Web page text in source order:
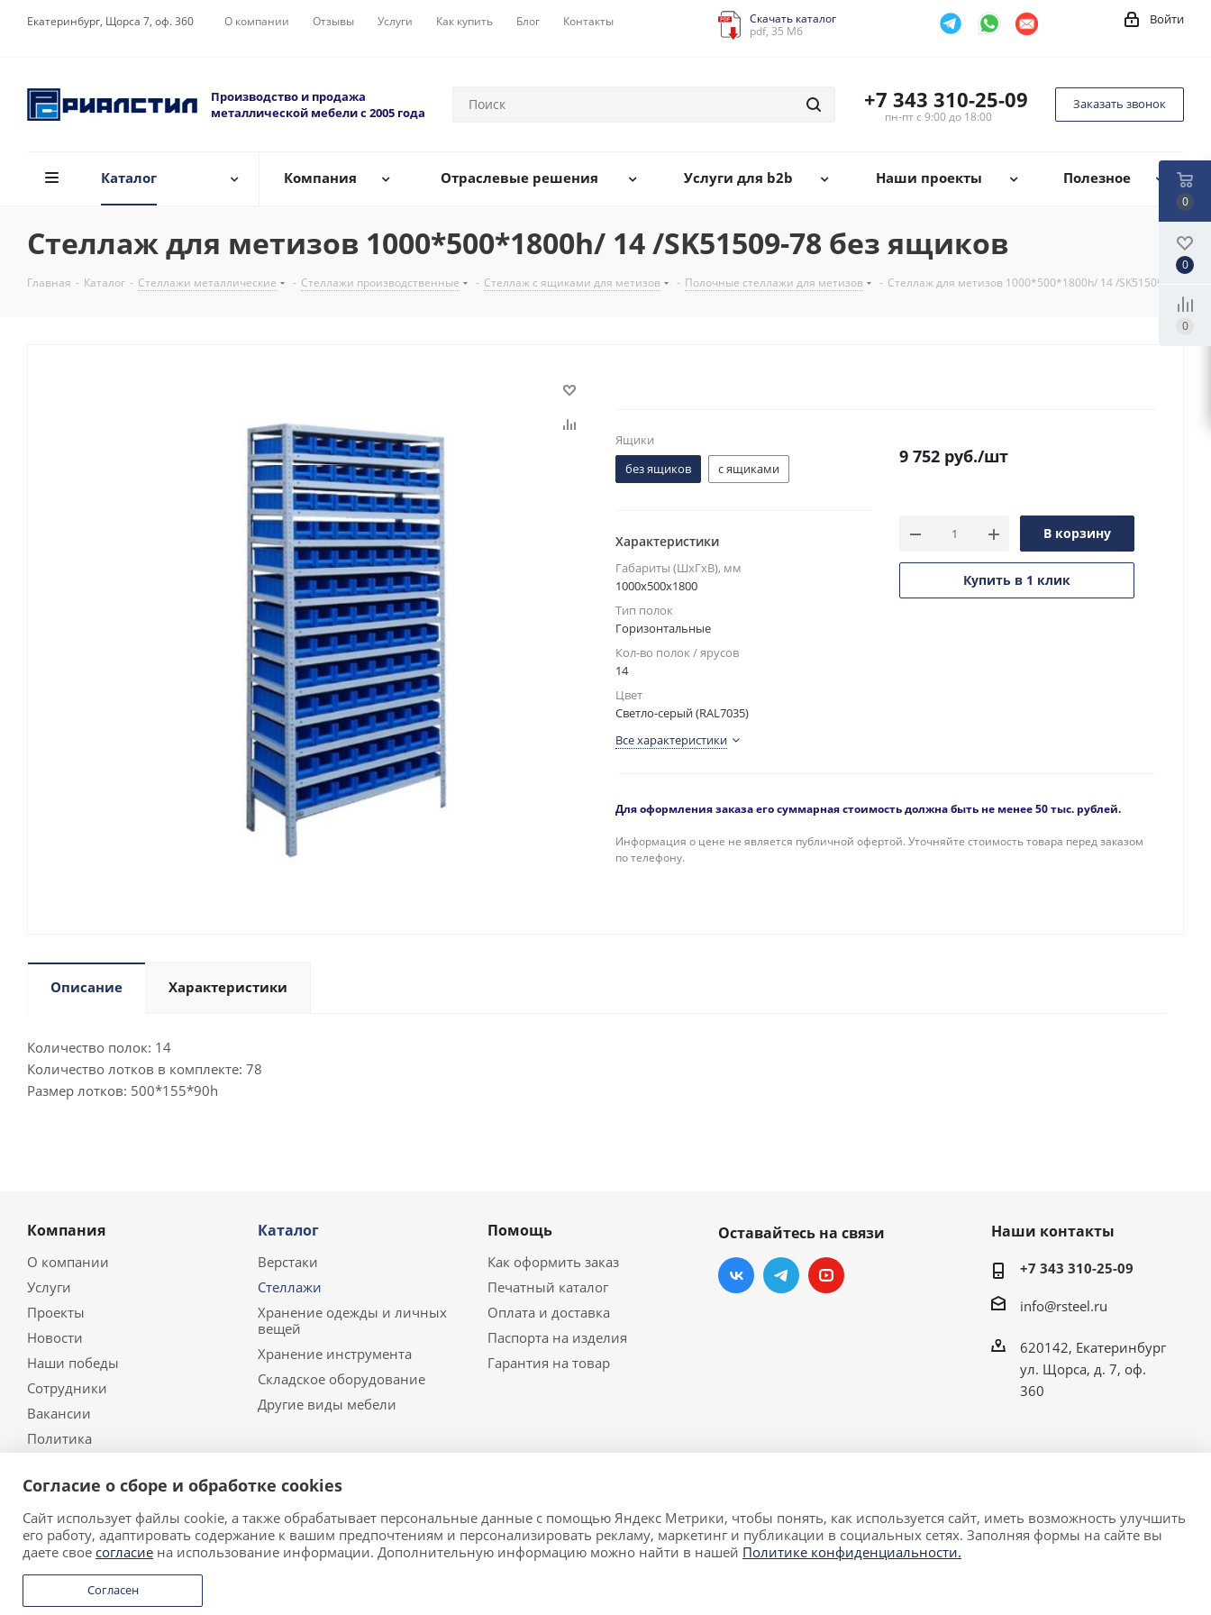
Екатеринбург, Щорса 7, оф. 360 О компании Отзывы Услуги Как купить Блог Контакты
Скачать каталог
pdf, 35 Мб
Войти
Производство и продажа
металлической мебели с 2005 года
+7 343 310-25-09
пн-пт с 9:00 до 18:00
Заказать звонок
Каталог Компания Отраслевые решения Услуги для b2b Наши проекты Полезное
Стеллаж для метизов 1000*500*1800h/ 14 /SK51509-78 без ящиков
Главная - Каталог - Стеллажи металлические - Стеллажи производственные - Стеллаж с ящиками для метизов - Полочные стеллажи для метизов - Стеллаж для метизов 1000*500*1800h/ 14 /SK51509-78
Ящики
без ящиков
с ящиками
Характеристики
Габариты (ШxГxВ), мм
1000x500x1800
Тип полок
Горизонтальные
Кол-во полок / ярусов
14
Цвет
Светло-серый (RAL7035)
Все характеристики
9 752 руб./шт
В корзину
Купить в 1 клик
Для оформления заказа его суммарная стоимость должна быть не менее 50 тыс. рублей.
Информация о цене не является публичной офертой. Уточняйте стоимость товара перед заказом
по телефону.
Описание Характеристики
Количество полок: 14
Количество лотков в комплекте: 78
Размер лотков: 500*155*90h
Компания
О компании
Услуги
Проекты
Новости
Наши победы
Сотрудники
Вакансии
Политика
Каталог
Верстаки
Стеллажи
Хранение одежды и личных
вещей
Хранение инструмента
Складское оборудование
Другие виды мебели
Помощь
Как оформить заказ
Печатный каталог
Оплата и доставка
Паспорта на изделия
Гарантия на товар
Оставайтесь на связи Наши контакты
+7 343 310-25-09
info@rsteel.ru
620142, Екатеринбург
ул. Щорса, д. 7, оф.
360
2026 © ООО «Риал Стил» • Производитель металлической мебели в Екатеринбурге.
Обращаем ваше внимание на то, что данный сайт носит исключительно информационный характер и ни при каких условиях не является публичной офертой,
определяемой положениями Статьи 437 (2) Гражданского кодекса Российской Федерации.
0
0
0
Согласие о сборе и обработке cookies
Сайт использует файлы cookie, а также обрабатывает персональные данные с помощью Яндекс Метрики, чтобы понять, как используется сайт, иметь возможность улучшить
его работу, адаптировать содержание к вашим предпочтениям и персонализировать рекламу, маркетинг и публикации в социальных сетях. Заполняя формы на сайте вы
даете свое согласие на использование информации. Дополнительную информацию можно найти в нашей Политике конфиденциальности.
Согласен